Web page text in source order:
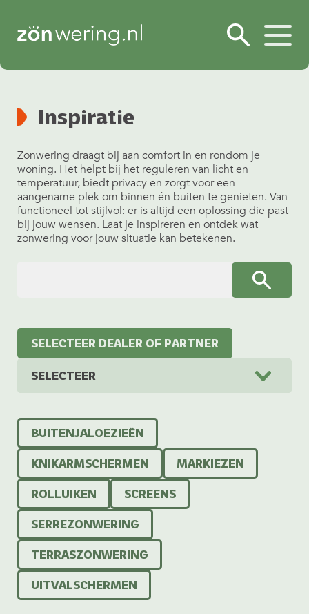
Inspiratie
Zonwering draagt bij aan comfort in en rondom je
woning. Het helpt bij het reguleren van licht en
temperatuur, biedt privacy en zorgt voor een
aangename plek om binnen én buiten te genieten. Van
functioneel tot stijlvol: er is altijd een oplossing die past
bij jouw wensen. Laat je inspireren en ontdek wat
zonwering voor jouw situatie kan betekenen.
SELECTEER DEALER OF PARTNER
SELECTEER
BUITENJALOEZIEËN
KNIKARMSCHERMEN MARKIEZEN
ROLLUIKEN SCREENS
SERREZONWERING
TERRASZONWERING
UITVALSCHERMEN